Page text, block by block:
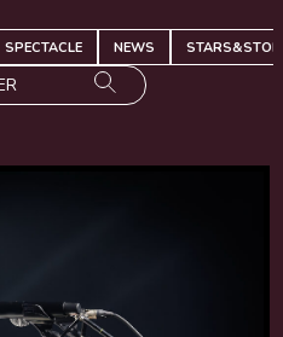
SPECTACLE NEWS